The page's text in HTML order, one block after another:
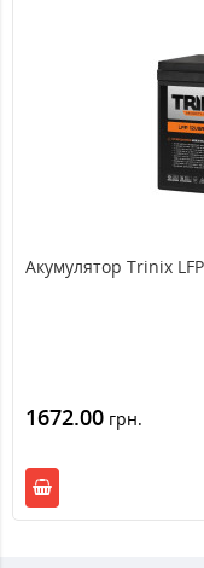
Акумулятор Trinix
1672.00 грн.